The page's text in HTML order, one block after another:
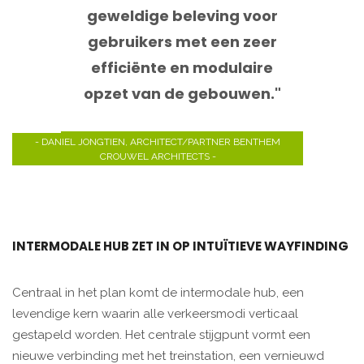
geweldige beleving voor
gebruikers met een zeer
efficiënte en modulaire
opzet van de gebouwen."
- DANIEL JONGTIEN, ARCHITECT/PARTNER BENTHEM
CROUWEL ARCHITECTS -
INTERMODALE HUB ZET IN OP INTUÏTIEVE WAYFINDING
Centraal in het plan komt de intermodale hub, een
levendige kern waarin alle verkeersmodi verticaal
gestapeld worden. Het centrale stijgpunt vormt een
nieuwe verbinding met het treinstation, een vernieuwd